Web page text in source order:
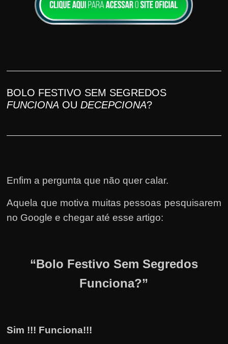
BOLO FESTIVO SEM SEGREDOS
FUNCIONA OUDECEPCIONA?
Enfim a pergunta que não quer calar.
Aquela que motiva muitas pessoas pesquisarem
no Google e chegar até esse artigo:
“Bolo Festivo Sem Segredos
Funciona?”
Sim !!! Funciona!!!